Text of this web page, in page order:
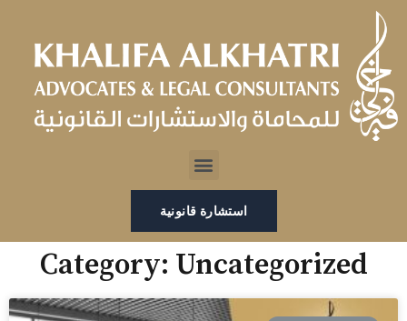
تخطي
المحتوى
Menu
استشارة قانونية
Category: Uncategorized